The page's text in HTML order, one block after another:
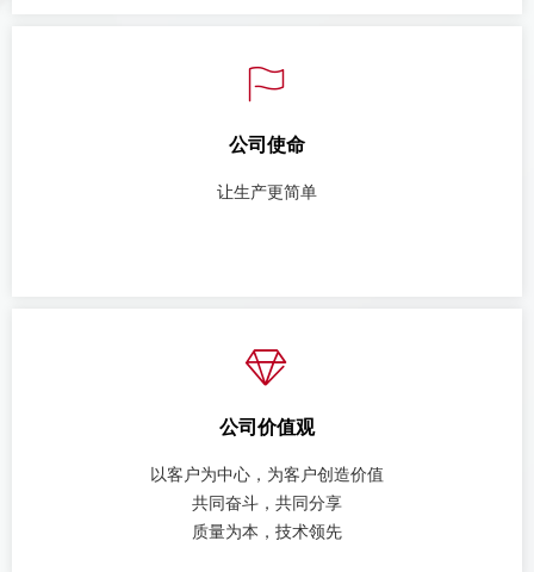
ꄡ
公司使命
让生产更简单
ꁐ
公司价值观
以客户为中心，为客户创造价值
共同奋斗，共同分享
质量为本，技术领先